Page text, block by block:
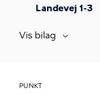
Landevej 1-3
Vis bilag
PUNKT